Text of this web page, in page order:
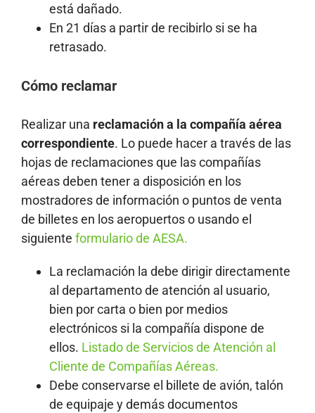
está dañado.
En 21 días a partir de recibirlo si se ha
retrasado.
Cómo reclamar
Realizar una reclamación a la compañía aérea
correspondiente. Lo puede hacer a través de las
hojas de reclamaciones que las compañías
aéreas deben tener a disposición en los
mostradores de información o puntos de venta
de billetes en los aeropuertos o usando el
siguiente formulario de AESA.
La reclamación la debe dirigir directamente
al departamento de atención al usuario,
bien por carta o bien por medios
electrónicos si la compañía dispone de
ellos. Listado de Servicios de Atención al
Cliente de Compañías Aéreas.
Debe conservarse el billete de avión, talón
de equipaje y demás documentos